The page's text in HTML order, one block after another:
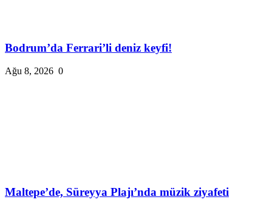
Bodrum’da Ferrari’li deniz keyfi!
Ağu 8, 2026 0
Maltepe’de, Süreyya Plajı’nda müzik ziyafeti